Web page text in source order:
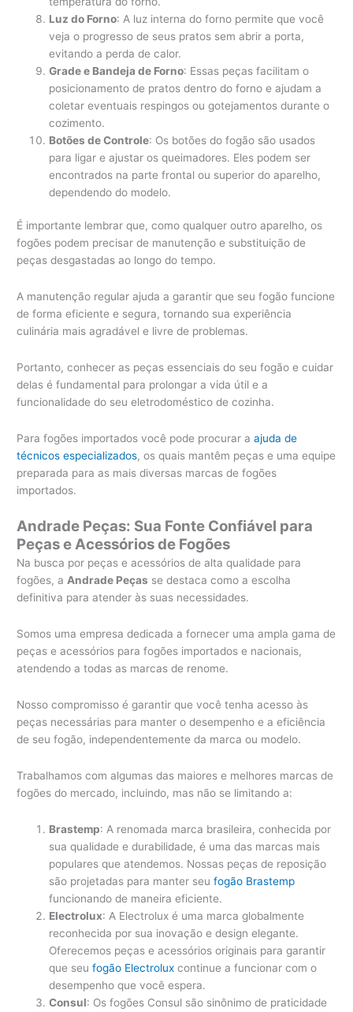
Luz do Forno: A luz interna do forno permite que você
veja o progresso de seus pratos sem abrir a porta,
evitando a perda de calor.
Grade e Bandeja de Forno: Essas peças facilitam o
posicionamento de pratos dentro do forno e ajudam a
coletar eventuais respingos ou gotejamentos durante o
cozimento.
Botões de Controle: Os botões do fogão são usados
para ligar e ajustar os queimadores. Eles podem ser
encontrados na parte frontal ou superior do aparelho,
dependendo do modelo.
É importante lembrar que, como qualquer outro aparelho, os
fogões podem precisar de manutenção e substituição de
peças desgastadas ao longo do tempo.
A manutenção regular ajuda a garantir que seu fogão funcione
de forma eficiente e segura, tornando sua experiência
culinária mais agradável e livre de problemas.
Portanto, conhecer as peças essenciais do seu fogão e cuidar
delas é fundamental para prolongar a vida útil e a
funcionalidade do seu eletrodoméstico de cozinha.
Para fogões importados você pode procurar aajuda de
técnicos especializados, os quais mantêm peças e uma equipe
preparada para as mais diversas marcas de fogões
importados.
Andrade Peças: Sua Fonte Confiável para
Peças e Acessórios de Fogões
Na busca por peças e acessórios de alta qualidade para
fogões, a Andrade Peças se destaca como a escolha
definitiva para atender às suas necessidades.
Somos uma empresa dedicada a fornecer uma ampla gama de
peças e acessórios para fogões importados e nacionais,
atendendo a todas as marcas de renome.
Nosso compromisso é garantir que você tenha acesso às
peças necessárias para manter o desempenho e a eficiência
de seu fogão, independentemente da marca ou modelo.
Trabalhamos com algumas das maiores e melhores marcas de
fogões do mercado, incluindo, mas não se limitando a:
Brastemp: A renomada marca brasileira, conhecida por
sua qualidade e durabilidade, é uma das marcas mais
populares que atendemos. Nossas peças de reposição
são projetadas para manter seufogão Brastemp
funcionando de maneira eficiente.
Electrolux: A Electrolux é uma marca globalmente
reconhecida por sua inovação e design elegante.
Oferecemos peças e acessórios originais para garantir
que seufogão Electrolux continue a funcionar com o
desempenho que você espera.
Consul: Os fogões Consul são sinônimo de praticidade